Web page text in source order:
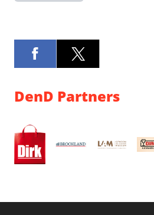
DenD Partners